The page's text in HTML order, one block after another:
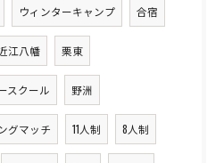
ウィンターキャンプ 合宿
江八幡 栗東
スクール 野洲
グマッチ 11人制 8人制